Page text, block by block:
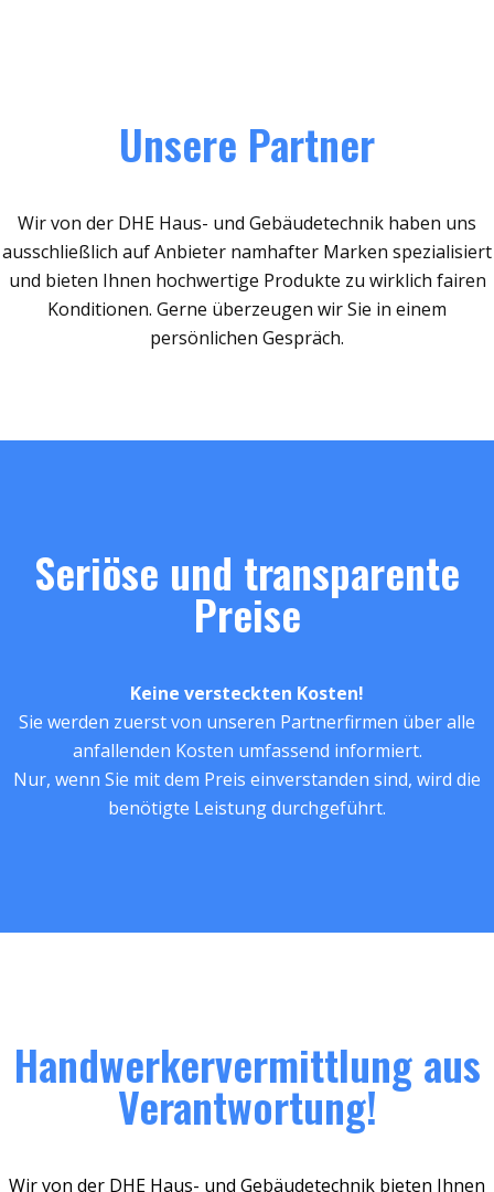
Unsere Partner
Wir von der DHE Haus- und Gebäudetechnik haben uns
ausschließlich auf Anbieter namhafter Marken spezialisiert
und bieten Ihnen hochwertige Produkte zu wirklich fairen
Konditionen. Gerne überzeugen wir Sie in einem
persönlichen Gespräch.
Seriöse und transparente
Preise
Keine versteckten Kosten!
Sie werden zuerst von unseren Partnerfirmen über alle
anfallenden Kosten umfassend informiert.
Nur, wenn Sie mit dem Preis einverstanden sind, wird die
benötigte Leistung durchgeführt.
Handwerkervermittlung aus
Verantwortung!
Wir von der DHE Haus- und Gebäudetechnik bieten Ihnen